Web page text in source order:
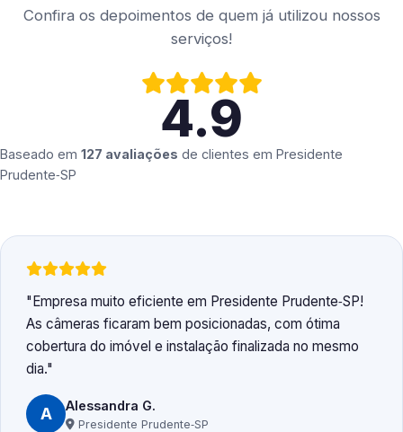
Confira os depoimentos de quem já utilizou nossos
serviços!
4.9
Baseado em 127 avaliações de clientes em Presidente
Prudente‑SP
Empresa muito eficiente em Presidente Prudente‑SP!
As câmeras ficaram bem posicionadas, com ótima
cobertura do imóvel e instalação finalizada no mesmo
dia.
A Alessandra G.
Presidente Prudente‑SP